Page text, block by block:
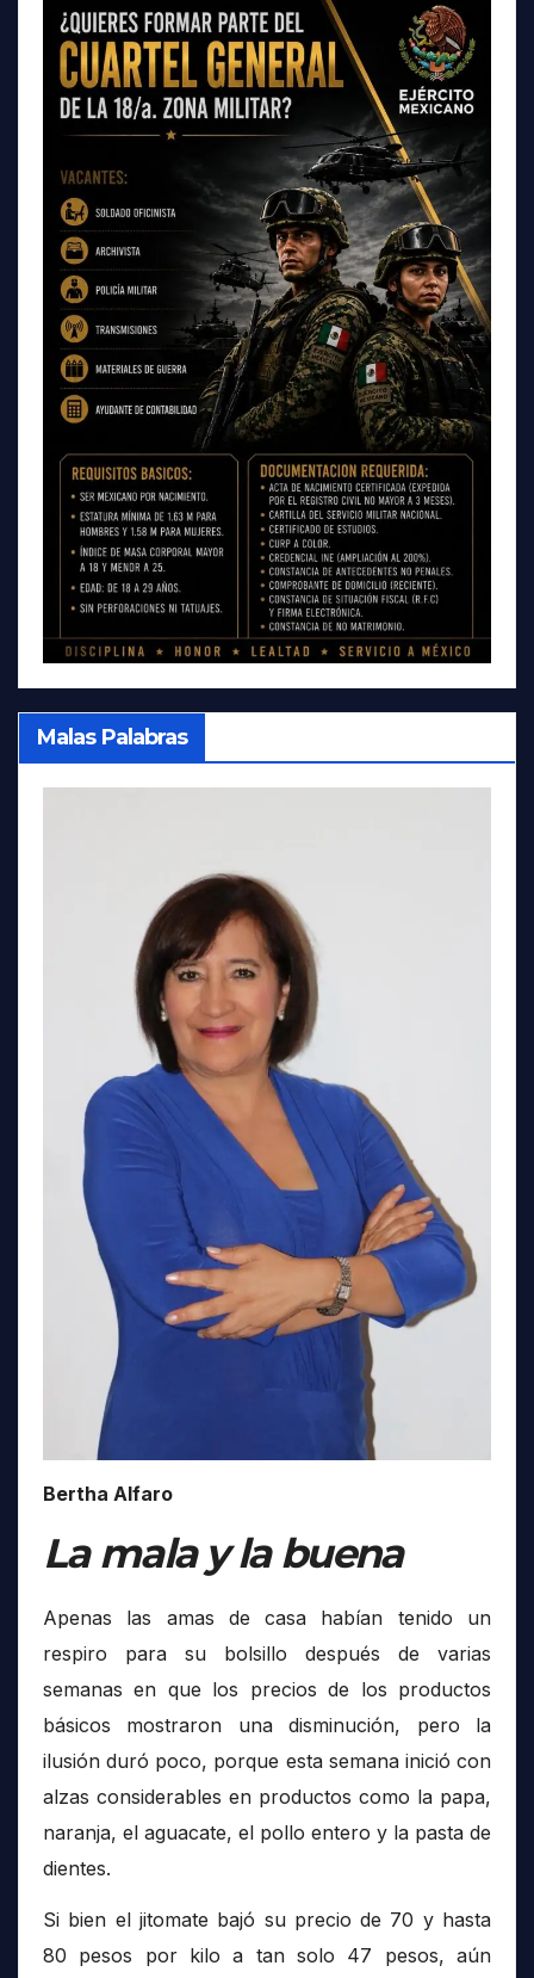
Malas Palabras
Bertha Alfaro
La mala y la buena
Apenas las amas de casa habían tenido un
respiro para su bolsillo después de varias
semanas en que los precios de los productos
básicos mostraron una disminución, pero la
ilusión duró poco, porque esta semana inició con
alzas considerables en productos como la papa,
naranja, el aguacate, el pollo entero y la pasta de
dientes.
Si bien el jitomate bajó su precio de 70 y hasta
80 pesos por kilo a tan solo 47 pesos, aún